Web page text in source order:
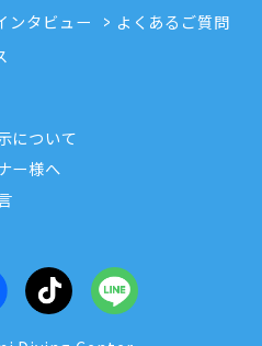
ンタビュー
よくあるご質問
について
ー様へ